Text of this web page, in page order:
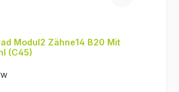
Modul2 Zähne14 B20 Mit
(C45)